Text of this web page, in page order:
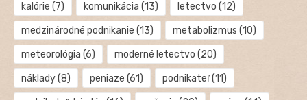
kalórie (7) komunikácia (13) letectvo (12)
medzinárodné podnikanie (13) metabolizmus (10)
meteorológia (6) moderné letectvo (20)
náklady(8) peniaze (61) podnikateľ(11)